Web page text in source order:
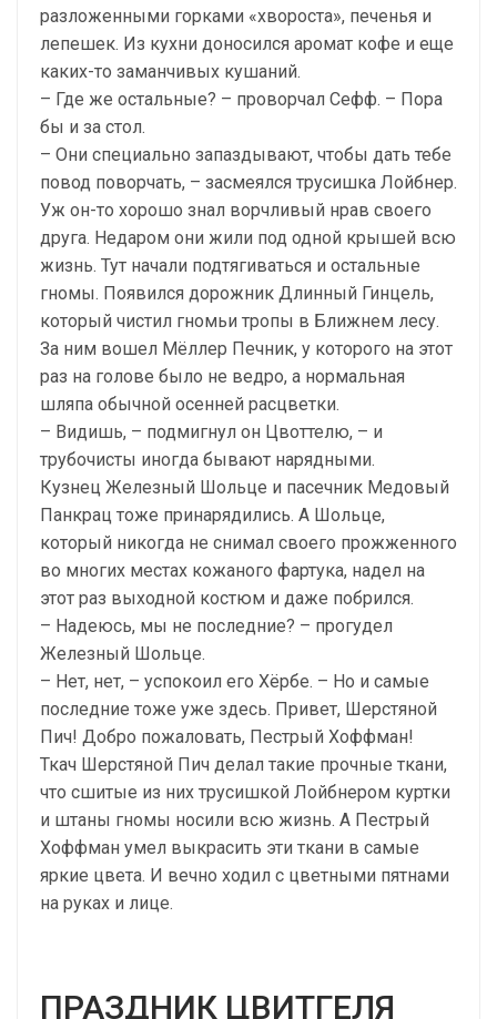
разложенными горками «хвороста», печенья и
лепешек. Из кухни доносился аромат кофе и еще
каких-то заманчивых кушаний.
– Где же остальные? – проворчал Сефф. – Пора
бы и за стол.
– Они специально запаздывают, чтобы дать тебе
повод поворчать, – засмеялся трусишка Лойбнер.
Уж он-то хорошо знал ворчливый нрав своего
друга. Недаром они жили под одной крышей всю
жизнь. Тут начали подтягиваться и остальные
гномы. Появился дорожник Длинный Гинцель,
который чистил гномьи тропы в Ближнем лесу.
За ним вошел Мёллер Печник, у которого на этот
раз на голове было не ведро, а нормальная
шляпа обычной осенней расцветки.
– Видишь, – подмигнул он Цвоттелю, – и
трубочисты иногда бывают нарядными.
Кузнец Железный Шольце и пасечник Медовый
Панкрац тоже принарядились. А Шольце,
который никогда не снимал своего прожженного
во многих местах кожаного фартука, надел на
этот раз выходной костюм и даже побрился.
– Надеюсь, мы не последние? – прогудел
Железный Шольце.
– Нет, нет, – успокоил его Хёрбе. – Но и самые
последние тоже уже здесь. Привет, Шерстяной
Пич! Добро пожаловать, Пестрый Хоффман!
Ткач Шерстяной Пич делал такие прочные ткани,
что сшитые из них трусишкой Лойбнером куртки
и штаны гномы носили всю жизнь. А Пестрый
Хоффман умел выкрасить эти ткани в самые
яркие цвета. И вечно ходил с цветными пятнами
на руках и лице.
ПРАЗДНИК ЦВИТГЕЛЯ